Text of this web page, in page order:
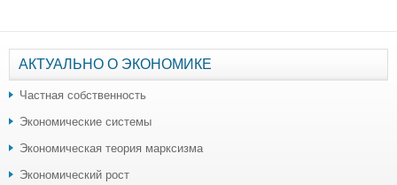
АКТУАЛЬНО О ЭКОНОМИКЕ
Частная собственность
Экономические системы
Экономическая теория марксизма
Экономический рост